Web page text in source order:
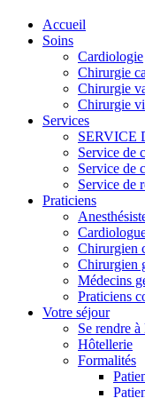
Accueil
Soins
Cardiologie
Chirurgie
Chirurgie
Chirurgie
Services
SERVICE
Service de
Service de
Service de
Praticiens
Chirurgien
Chirurgien
Médecins
Praticiens
Votre séjour
Se rendre
Hôtellerie
Formalités